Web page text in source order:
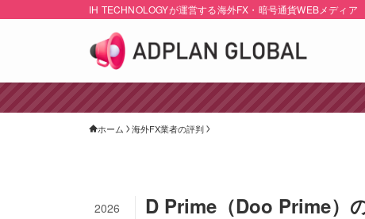
IH TECHNOLOGYが運営する海外FX・暗号通貨WEBメディア
ホーム 海外FX業者の評判
D Prime（Doo Prime）
2026